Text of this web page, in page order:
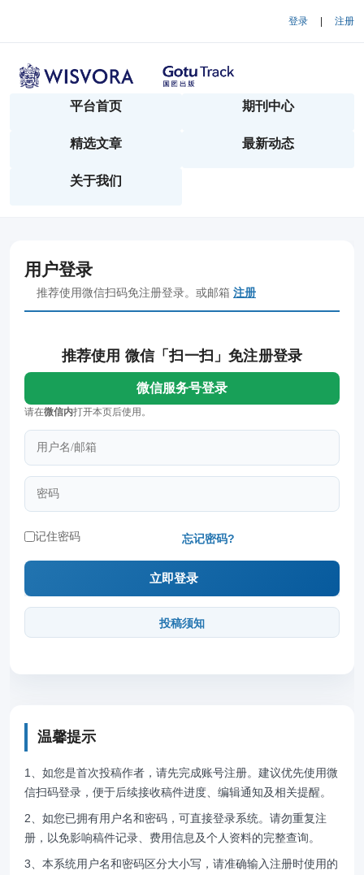
登录 注册
平台首页 期刊中心
精选文章 最新动态
关于我们
用户登录
推荐使用微信扫码免注册登录。或邮箱 注册
推荐使用 微信「扫一扫」免注册登录
微信服务号登录
请在微信内打开本页后使用。
记住密码 忘记密码?
投稿须知
温馨提示
1、如您是首次投稿作者，请先完成账号注册。建议优先使用微
信扫码登录，便于后续接收稿件进度、编辑通知及相关提醒。
2、如您已拥有用户名和密码，可直接登录系统。请勿重复注
册，以免影响稿件记录、费用信息及个人资料的完整查询。
3、本系统用户名和密码区分大小写，请准确输入注册时使用的